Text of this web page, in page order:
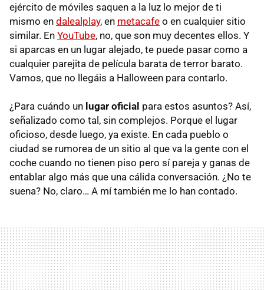
ejército de móviles saquen a la luz lo mejor de ti
mismo en dalealplay, en metacafe o en cualquier sitio
similar. En YouTube, no, que son muy decentes ellos. Y
si aparcas en un lugar alejado, te puede pasar como a
cualquier parejita de película barata de terror barato.
Vamos, que no llegáis a Halloween para contarlo.
¿Para cuándo un lugar oficial para estos asuntos? Así,
señalizado como tal, sin complejos. Porque el lugar
oficioso, desde luego, ya existe. En cada pueblo o
ciudad se rumorea de un sitio al que va la gente con el
coche cuando no tienen piso pero sí pareja y ganas de
entablar algo más que una cálida conversación. ¿No te
suena? No, claro… A mí también me lo han contado.